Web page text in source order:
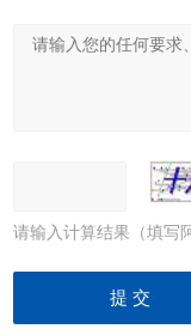
请输入计算结果（填写